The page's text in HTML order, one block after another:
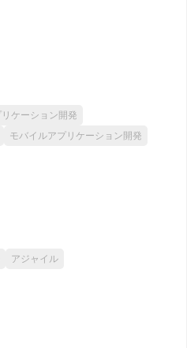
ケーション開発
モバイルアプリケーション開発
アジャイル